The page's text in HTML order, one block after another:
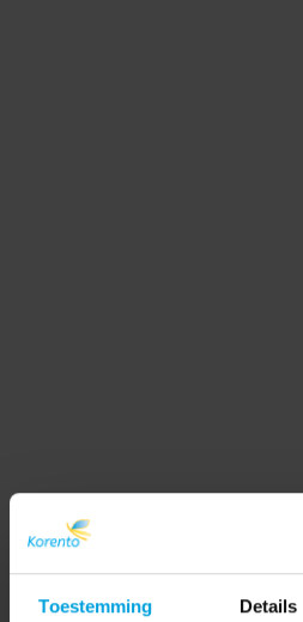
Toestemming Details